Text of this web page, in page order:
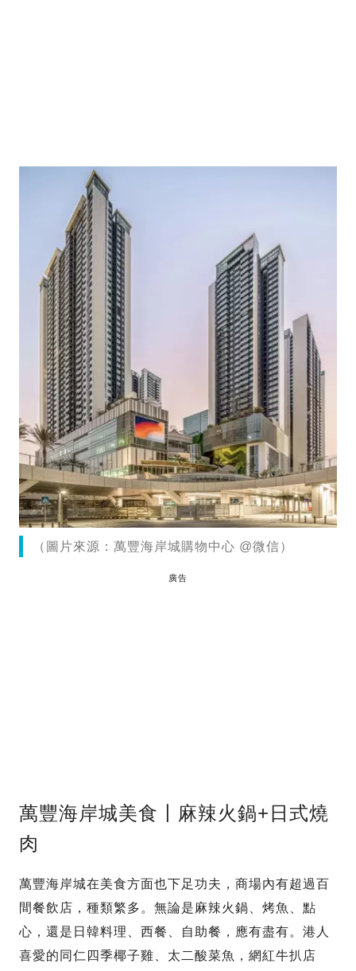
（圖片來源：萬豐海岸城購物中心 @微信）
廣告
萬豐海岸城美食〡麻辣火鍋+日式燒
肉
萬豐海岸城在美食方面也下足功夫，商場內有超過百
間餐飲店，種類繁多。無論是麻辣火鍋、烤魚、點
心，還是日韓料理、西餐、自助餐，應有盡有。港人
喜愛的同仁四季椰子雞、太二酸菜魚，網紅牛扒店